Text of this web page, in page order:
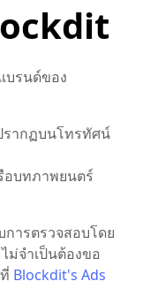
บรนด์ของ
ากฏบนโทรทัศน์
อบทภาพยนตร์
ารตรวจสอบโดย
ม่จำเป็นต้องขอ
Blockdit's Ads